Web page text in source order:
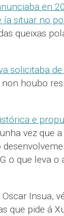
en
ía situar no
queixas
solicitaba
non houbo
e
vez que
o que leva o
Insua,
que pide á